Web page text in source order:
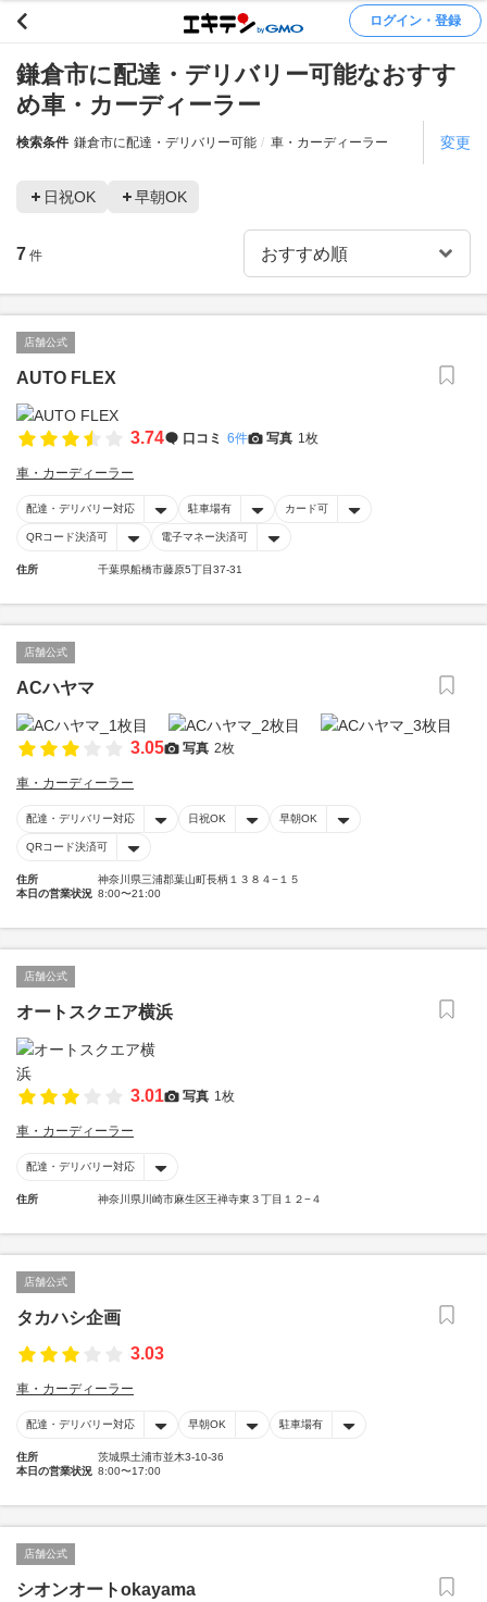
ログイン・登録
鎌倉市に配達・デリバリー可能なおすす
め車・カーディーラー
検索条件 鎌倉市に配達・デリバリー可能 車・カーディーラー 変更
日祝OK 早朝OK
7 件
店舗公式
AUTO FLEX
3.74 口コミ 6件 写真 1枚
車・カーディーラー
配達・デリバリー対応 駐車場有 カード可
QRコード決済可 電子マネー決済可
住所 千葉県船橋市藤原5丁目37-31
店舗公式
ACハヤマ
3.05 写真 2枚
車・カーディーラー
配達・デリバリー対応 日祝OK 早朝OK
QRコード決済可
住所
神奈川県三浦郡葉山町長柄１３８４−１５
本日の営業状況 8:00〜21:00
店舗公式
オートスクエア横浜
3.01 写真 1枚
車・カーディーラー
配達・デリバリー対応
住所 神奈川県川崎市麻生区王禅寺東３丁目１２−４
店舗公式
タカハシ企画
3.03
車・カーディーラー
配達・デリバリー対応 早朝OK 駐車場有
住所
茨城県土浦市並木3-10-36
本日の営業状況 8:00〜17:00
店舗公式
シオンオートokayama